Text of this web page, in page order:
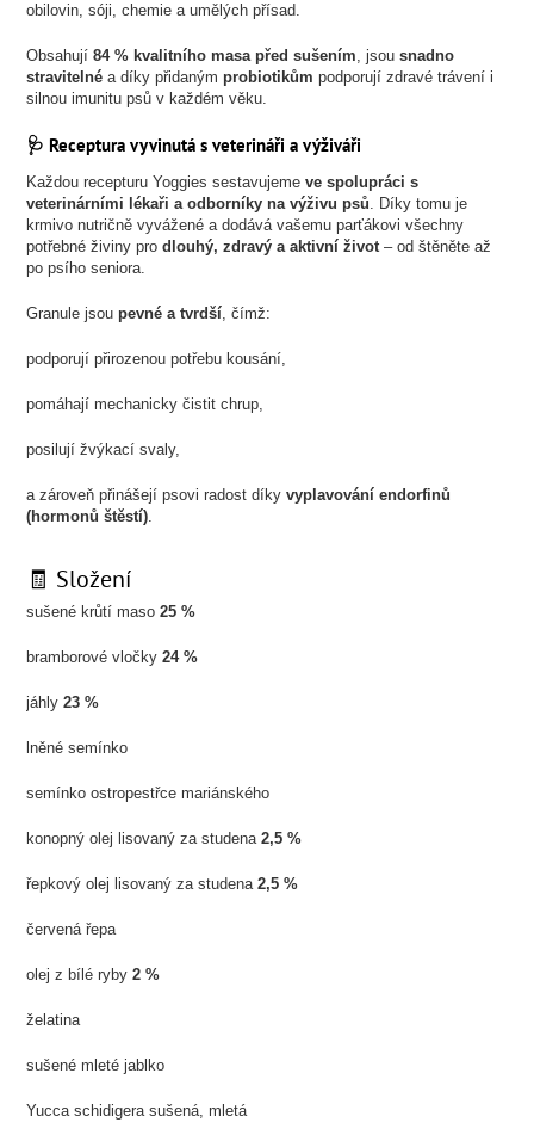
obilovin, sóji, chemie a umělých přísad.
Obsahují84 % kvalitního masa před sušením, jsousnadno
stravitelné a díky přidanýmprobiotikům podporují zdravé trávení i
silnou imunitu psů v každém věku.
🩺 Receptura vyvinutá s veterináři a výživáři
Každou recepturu Yoggies sestavujemeve spolupráci s
veterinárními lékaři a odborníky na výživu psů. Díky tomu je
krmivo nutričně vyvážené a dodává vašemu parťákovi všechny
potřebné živiny prodlouhý, zdravý a aktivní život– od štěněte až
po psího seniora.
Granule jsoupevné a tvrdší, čímž:
podporují přirozenou potřebu kousání,
pomáhají mechanicky čistit chrup,
posilují žvýkací svaly,
a zároveň přinášejí psovi radost díkyvyplavování endorfinů
(hormonů štěstí).
🧾 Složení
sušené krůtí maso25 %
bramborové vločky24 %
jáhly23 %
lněné semínko
semínko ostropestřce mariánského
konopný olej lisovaný za studena2,5 %
řepkový olej lisovaný za studena2,5 %
červená řepa
olej z bílé ryby2 %
želatina
sušené mleté jablko
Yucca schidigera sušená, mletá